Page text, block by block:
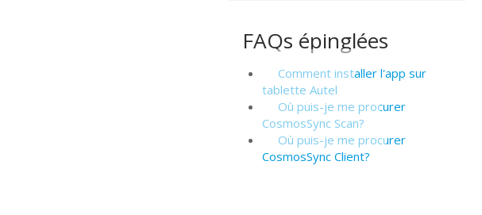
FAQs épinglées
Comment installer l'app sur
tablette Autel
Où puis-je me procurer
CosmosSync Scan?
Où puis-je me procurer
CosmosSync Client?